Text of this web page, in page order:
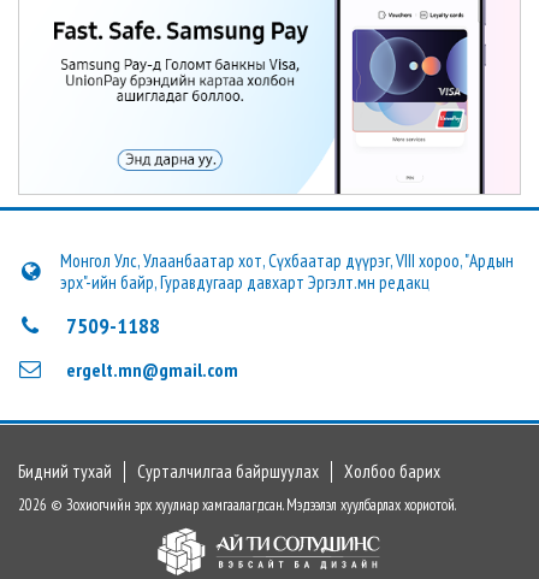
Монгол Улс, Улаанбаатар хот, Сүхбаатар дүүрэг, VIII хороо, "Ардын
эрх"-ийн байр, Гуравдугаар давхарт Эргэлт.мн редакц
7509-1188
ergelt.mn@gmail.com
Бидний тухай Сурталчилгаа байршуулах Холбоо барих
2026 © Зохиогчийн эрх хуулиар хамгаалагдсан. Мэдээлэл хуулбарлах хориотой.